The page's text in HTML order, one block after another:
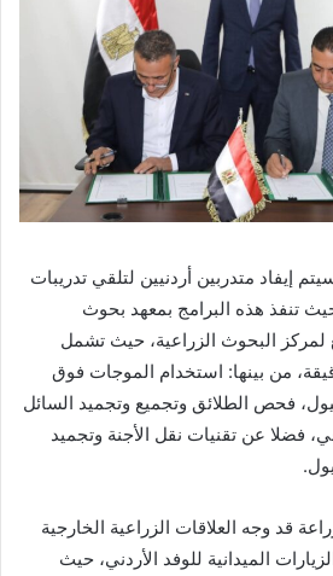
إيفاد متدربين أردنيين لتلقي تدريبات
تنفذ هذه البرامج بمعهد بحوث
لمركز البحوث الزراعية، حيث تشمل
من بينها: استخدام الموجات فوق
فحص الطلائق وتجميع وتجميد السائل
فضلا عن تقنيات نقل الأجنة وتجميد
قد وجه العلاقات الزراعية الخارجية
الميدانية للوفد الأردني، حيث